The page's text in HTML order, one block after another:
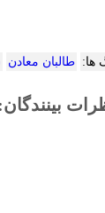
ها: طالبان معادن